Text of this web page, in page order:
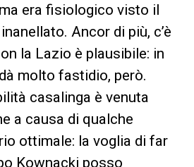
era fisiologico visto il
Ancor di più, c’è
la Lazio è plausibile: in
molto fastidio, però.
casalinga è venuta
a causa di qualche
ottimale: la voglia di far
Kownacki posso